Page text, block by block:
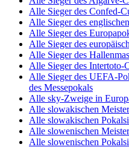
Alle Sieger des Confed-
Alle Sieger des
Alle Sieger des
Alle Sieger des
Alle Sieger des
Alle Sieger des Intertoto-
Alle Sieger des UEFA-
des Messepokals
Alle sky-Zweige in
Alle slowakischen Meister
Alle slowakischen
Alle slowenischen Meister
Alle slowenischen